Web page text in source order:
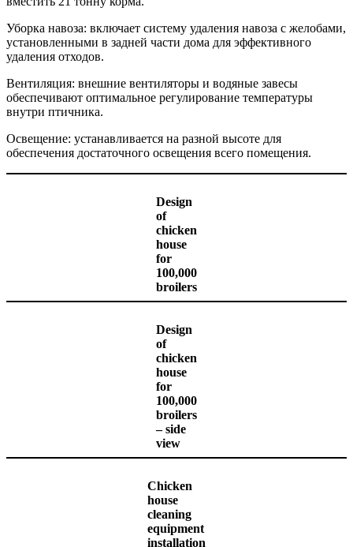
Уборка навоза: включает систему удаления навоза с желобами,
установленными в задней части дома для эффективного
удаления отходов.
Вентиляция: внешние вентиляторы и водяные завесы
обеспечивают оптимальное регулирование температуры
внутри птичника.
Освещение: устанавливается на разной высоте для
обеспечения достаточного освещения всего помещения.
Design
of
chicken
house
for
100,000
broilers
Design
of
chicken
house
for
100,000
broilers
– side
view
Chicken
house
cleaning
equipment
installation